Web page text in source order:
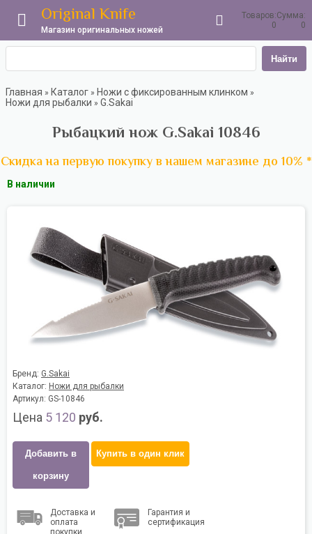
Original Knife
Магазин оригинальных ножей
Товаров:
0
Сумма:
0
Найти
Главная » Каталог » Ножи с фиксированным клинком »
Ножи для рыбалки » G.Sakai
Рыбацкий нож G.Sakai 10846
Скидка на первую покупку в нашем магазине до 10% *
В наличии
Бренд: G.Sakai
Каталог: Ножи для рыбалки
Артикул: GS-10846
Цена 5 120 руб.
Добавить в
корзину
Купить в один клик
Доставка и
оплата
покупки
Гарантия и
сертификация